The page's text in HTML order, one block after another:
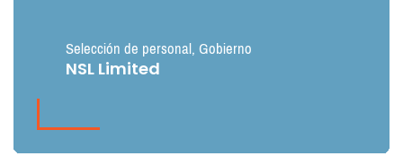
Selección de personal,Gobierno
NSL Limited